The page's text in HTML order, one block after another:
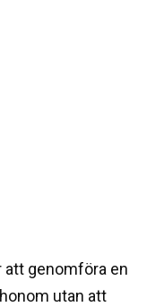
att genomföra en
utan att